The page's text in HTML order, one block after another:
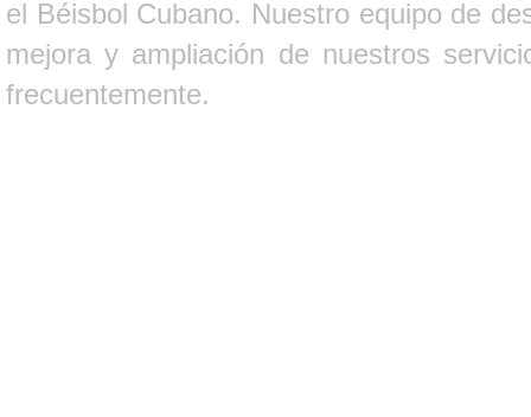
el Béisbol Cubano. Nuestro equipo de
mejora y ampliación de nuestros
frecuentemente.